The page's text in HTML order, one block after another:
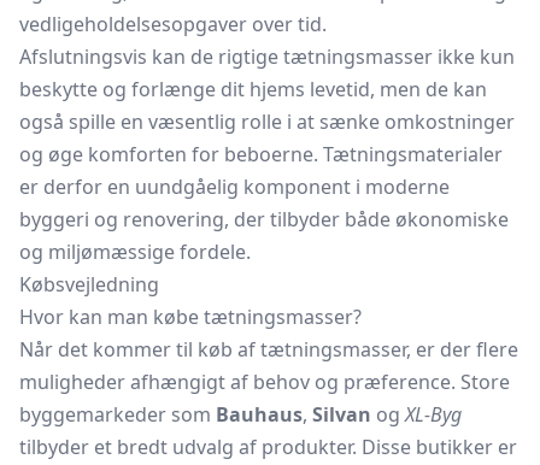
vedligeholdelsesopgaver over tid.
Afslutningsvis kan de rigtige tætningsmasser ikke kun
beskytte og forlænge dit hjems levetid, men de kan
også spille en væsentlig rolle i at sænke omkostninger
og øge komforten for beboerne. Tætningsmaterialer
er derfor en uundgåelig komponent i moderne
byggeri og renovering, der tilbyder både økonomiske
og miljømæssige fordele.
Købsvejledning
Hvor kan man købe tætningsmasser?
Når det kommer til køb af tætningsmasser, er der flere
muligheder afhængigt af behov og præference. Store
byggemarkeder som Bauhaus, Silvan ogXL-Byg
tilbyder et bredt udvalg af produkter. Disse butikker er